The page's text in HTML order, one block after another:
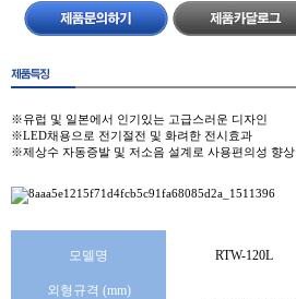
※유럽및일본에서인기있는고급스러운디자인
※LED채용으로전기절전및화려한전시효과
※제상수자동증발및저소음설계로사용편의성향상
모델명 RTW-120L
외형규격(mm)